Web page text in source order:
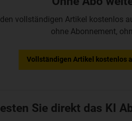
vollständigen Artikel kostenlos
ohne Abonnement,
Vollständigen Artikel kostenlos
Sie direkt das KI